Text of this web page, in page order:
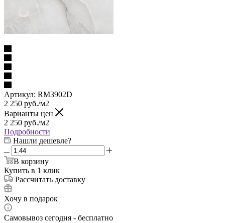
Артикул: RM3902D
2 250 руб./м2
Варианты цен
2 250 руб./м2
Подробности
Нашли дешевле?
В корзину
Купить в 1 клик
Рассчитать доставку
Хочу в подарок
Самовывоз сегодня - бесплатно